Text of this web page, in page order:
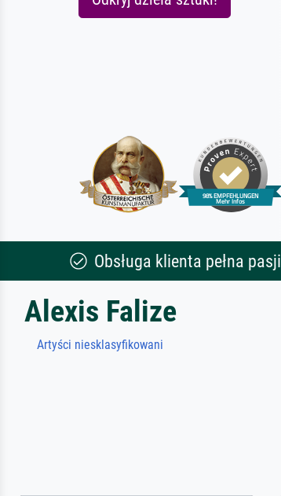
Obsługa klienta pełna pasji
Alexis Falize
Artyści niesklasyfikowani